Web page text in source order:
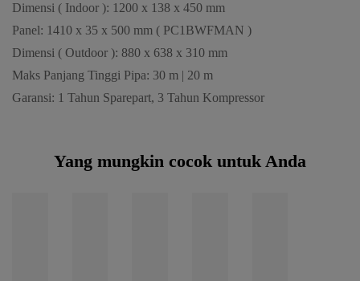
Dimensi ( Indoor ): 1200 x 138 x 450 mm
Panel: 1410 x 35 x 500 mm ( PC1BWFMAN )
Dimensi ( Outdoor ): 880 x 638 x 310 mm
Maks Panjang Tinggi Pipa: 30 m | 20 m
Garansi: 1 Tahun Sparepart, 3 Tahun Kompressor
Yang mungkin cocok untuk Anda